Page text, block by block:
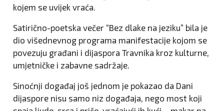
kojem se uvijek vraća.
Satirično-poetska večer “Bez dlake na jeziku” bila je
dio višednevnog programa manifestacije kojom se
povezuju građani i dijaspora Travnika kroz kulturne,
umjetničke i zabavne sadržaje.
Sinoćnji događaj još jednom je pokazao da Dani
dijaspore nisu samo niz događaja, nego most koji